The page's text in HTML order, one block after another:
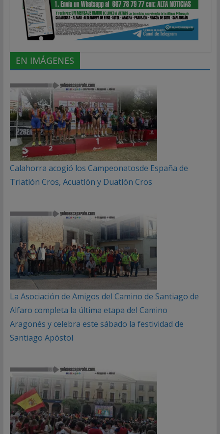
EN IMÁGENES
Calahorra acogió los Campeonatosde España de
Triatlón Cros, Acuatlón y Duatlón Cros
La Asociación de Amigos del Camino de Santiago de
Alfaro completa la última etapa del Camino
Aragonés y celebra este sábado la festividad de
Santiago Apóstol